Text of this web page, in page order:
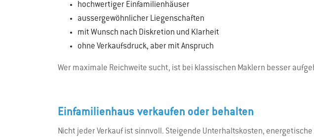
hochwertiger Einfamilienhäuser
aussergewöhnlicher Liegenschaften
mit Wunsch nach Diskretion und Klarheit
ohne Verkaufsdruck, aber mit Anspruch
Wer maximale Reichweite sucht, ist bei klassischen Maklern besser
Einfamilienhaus verkaufen oder behalten
Nicht jeder Verkauf ist sinnvoll. Steigende Unterhaltskosten,